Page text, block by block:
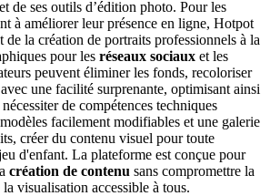
et de ses outils d’édition photo. Pour les
à améliorer leur présence en ligne, Hotpot
de la création de portraits professionnels à la
pour les réseaux sociaux et les
peuvent éliminer les fonds, recoloriser
une facilité surprenante, optimisant ainsi
de compétences techniques
facilement modifiables et une galerie
créer du contenu visuel pour toute
d'enfant. La plateforme est conçue pour
création de contenu sans compromettre la
visualisation accessible à tous.